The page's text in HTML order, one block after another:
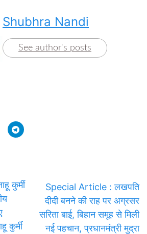
Shubhra Nandi
See author's posts
कुर्मी
कुर्मी
Special Article : लखपति
दीदी बनने की राह पर अग्रसर
सरिता बाई, बिहान समूह से मिली
नई पहचान, प्रधानमंत्री मुद्रा